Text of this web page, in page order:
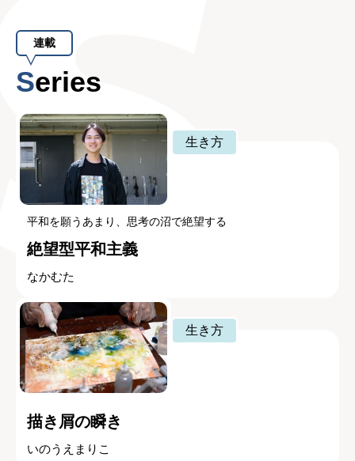
連載
Series
生き方
平和を願うあまり、思考の沼で絶望する
絶望型平和主義
なかむた
生き方
描き屑の瞬き
いのうえまりこ